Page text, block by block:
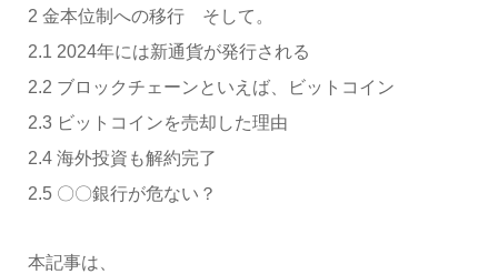
2 金本位制への移行 そして。
2.1 2024年には新通貨が発行される
2.2 ブロックチェーンといえば、ビットコイン
2.3 ビットコインを売却した理由
2.4 海外投資も解約完了
2.5 〇〇銀行が危ない？
本記事は、